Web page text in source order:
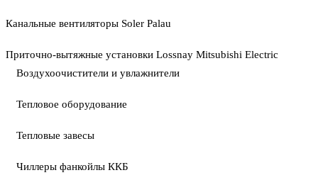
Канальные вентиляторы Soler Palau
Приточно-вытяжные установки Lossnay Mitsubishi Electric
Воздухоочистители и увлажнители
Тепловое оборудование
Тепловые завесы
Чиллеры фанкойлы ККБ